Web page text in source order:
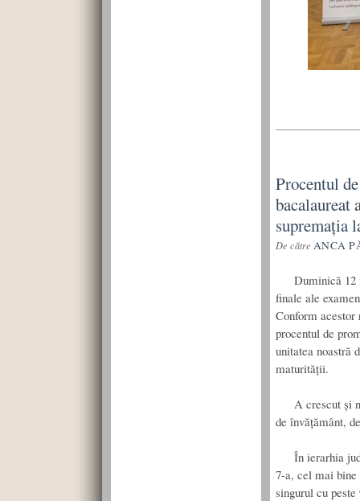
Procentul
bacalaureat
supremația
De către ANCA
Duminică 12
finale ale
Conform
procentul de
unitatea noastră
maturității.
A crescut și
de învățământ,
În ierarhia
7-a, cel mai
singurul cu